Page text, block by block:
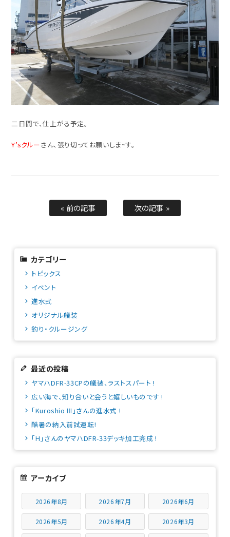
二日間で、仕上がる予定。
Y’sクルーさん、張り切ってお願いしま~す。
« 前の記事 次の記事 »
カテゴリー
トピックス
イベント
進水式
オリジナル艤装
釣り・クルージング
最近の投稿
ヤマハDFR-33CPの艤装、ラストスパート !
広い海で、知り合いと会うと嬉しいものです !
「Kuroshio Ⅲ」さんの進水式 !
酷暑の納入前試運転!
「H」さんのヤマハDFR-33デッキ加工完成 !
アーカイブ
2026年8月 2026年7月 2026年6月
2026年5月 2026年4月 2026年3月